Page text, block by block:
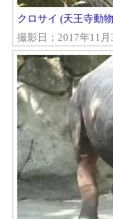
クロサイ (天王寺動
撮影日：2017年11月